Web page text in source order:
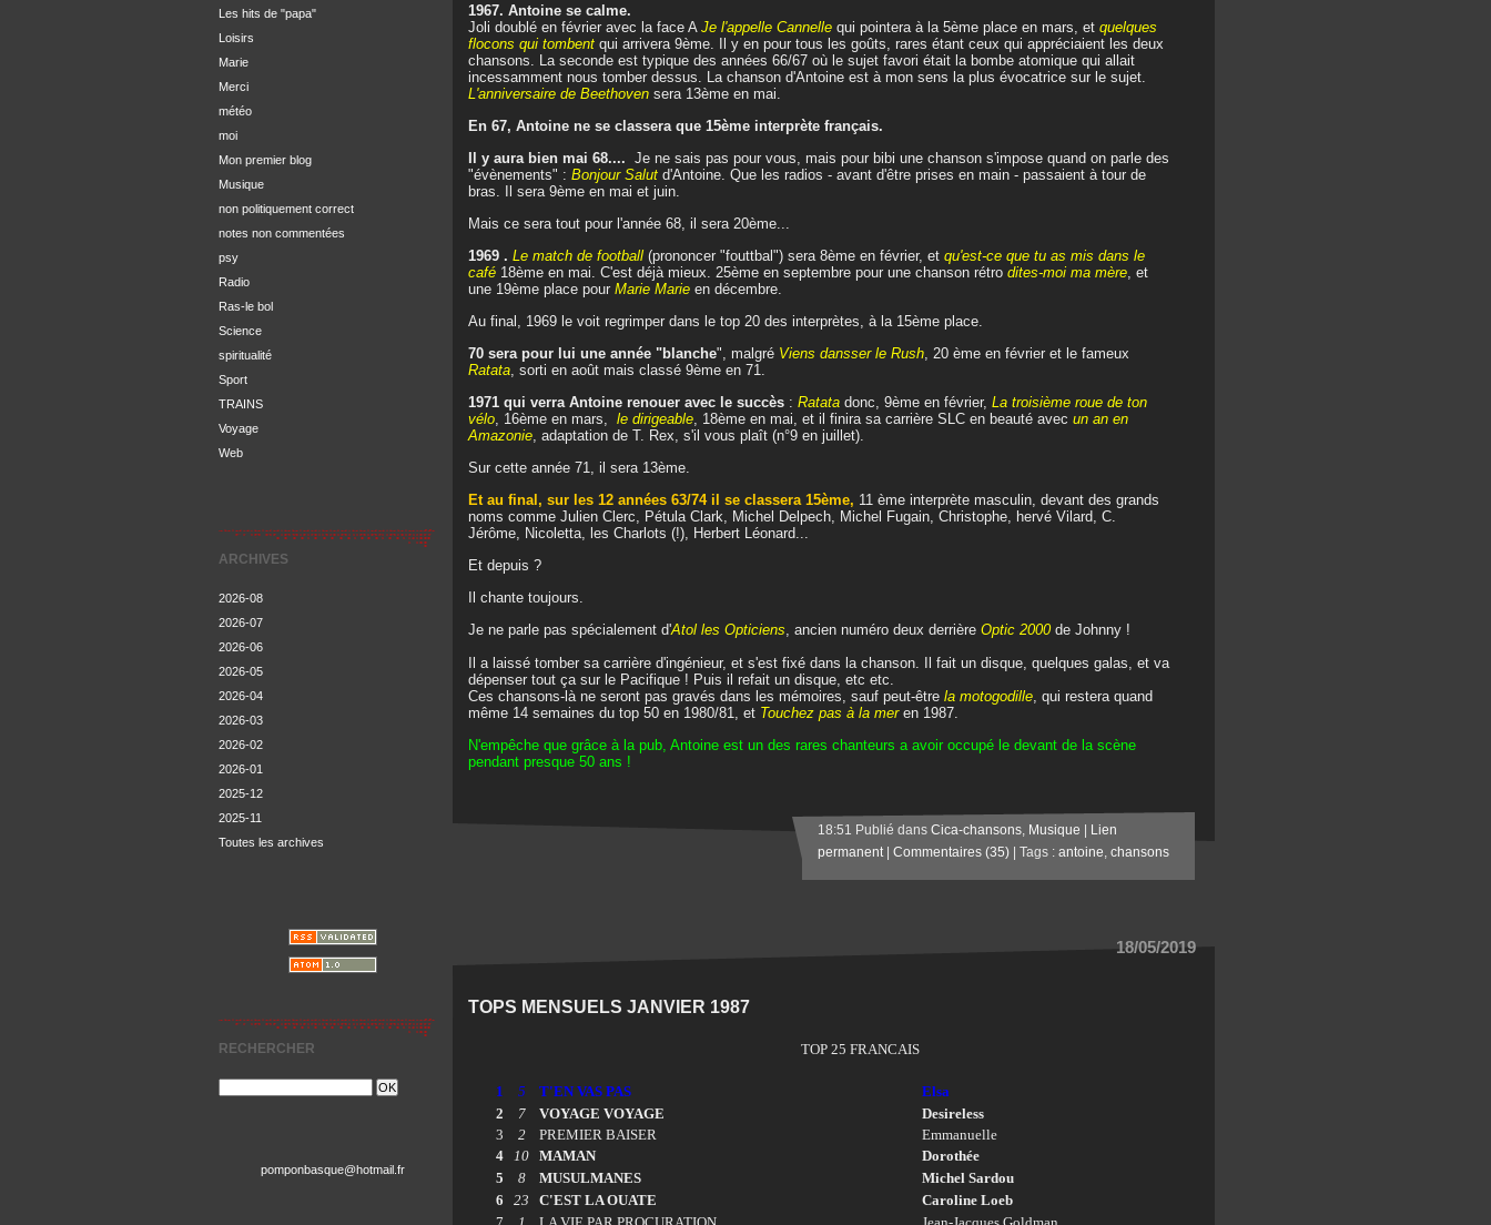
Les hits de "papa"
Loisirs
Marie
Merci
météo
moi
Mon premier blog
Musique
non politiquement correct
notes non commentées
psy
Radio
Ras-le bol
Science
spiritualité
Sport
TRAINS
Voyage
Web
ARCHIVES
2026-08
2026-07
2026-06
2026-05
2026-04
2026-03
2026-02
2026-01
2025-12
2025-11
Toutes les archives
RECHERCHER
pomponbasque@hotmail.fr
1967. Antoine se calme.
Joli doublé en février avec la face A Je l'appelle Cannelle qui pointera à la 5ème place en mars, et quelques
flocons qui tombent qui arrivera 9ème. Il y en pour tous les goûts, rares étant ceux qui appréciaient les deux
chansons. La seconde est typique des années 66/67 où le sujet favori était la bombe atomique qui allait
incessamment nous tomber dessus. La chanson d'Antoine est à mon sens la plus évocatrice sur le sujet.
L'anniversaire de Beethoven sera 13ème en mai.
En 67, Antoine ne se classera que 15ème interprète français.
Il y aura bien mai 68.... Je ne sais pas pour vous, mais pour bibi une chanson s'impose quand on parle des
"évènements" : Bonjour Salut d'Antoine. Que les radios - avant d'être prises en main - passaient à tour de
bras. Il sera 9ème en mai et juin.
Mais ce sera tout pour l'année 68, il sera 20ème...
1969 . Le match de football (prononcer "fouttbal") sera 8ème en février, et qu'est-ce que tu as mis dans le
café 18ème en mai. C'est déjà mieux. 25ème en septembre pour une chanson rétro dites-moi ma mère , et
une 19ème place pour Marie Marie en décembre.
Au final, 1969 le voit regrimper dans le top 20 des interprètes, à la 15ème place.
70 sera pour lui une année "blanche", malgré Viens dansser le Rush , 20 ème en février et le fameux
Ratata , sorti en août mais classé 9ème en 71.
1971 qui verra Antoine renouer avec le succès : Ratata donc, 9ème en février, La troisième roue de ton
vélo , 16ème en mars, le dirigeable , 18ème en mai, et il finira sa carrière SLC en beauté avec un an en
Amazonie , adaptation de T. Rex, s'il vous plaît (n°9 en juillet).
Sur cette année 71, il sera 13ème.
Et au final, sur les 12 années 63/74 il se classera 15ème, 11 ème interprète masculin, devant des grands
noms comme Julien Clerc, Pétula Clark, Michel Delpech, Michel Fugain, Christophe, hervé Vilard, C.
Jérôme, Nicoletta, les Charlots (!), Herbert Léonard...
Et depuis ?
Il chante toujours.
Je ne parle pas spécialement d'Atol les Opticiens , ancien numéro deux derrière Optic 2000 de Johnny !
Il a laissé tomber sa carrière d'ingénieur, et s'est fixé dans la chanson. Il fait un disque, quelques galas, et va
dépenser tout ça sur le Pacifique ! Puis il refait un disque, etc etc.
Ces chansons-là ne seront pas gravés dans les mémoires, sauf peut-être la motogodille , qui restera quand
même 14 semaines du top 50 en 1980/81, et Touchez pas à la mer en 1987.
N'empêche que grâce à la pub, Antoine est un des rares chanteurs a avoir occupé le devant de la scène
pendant presque 50 ans !
18:51 Publié dans Cica-chansons, Musique | Lien
permanent| Commentaires (35) | Tags : antoine, chansons
18/05/2019
TOPS MENSUELS JANVIER 1987
TOP 25 FRANCAIS
1 5 T'EN VAS PAS
Elsa
2
7 VOYAGE VOYAGE
Desireless
3
2 PREMIER BAISER
Emmanuelle
4
10 MAMAN
Dorothée
5
8 MUSULMANES
Michel Sardou
6
23 C'EST LA OUATE
Caroline Loeb